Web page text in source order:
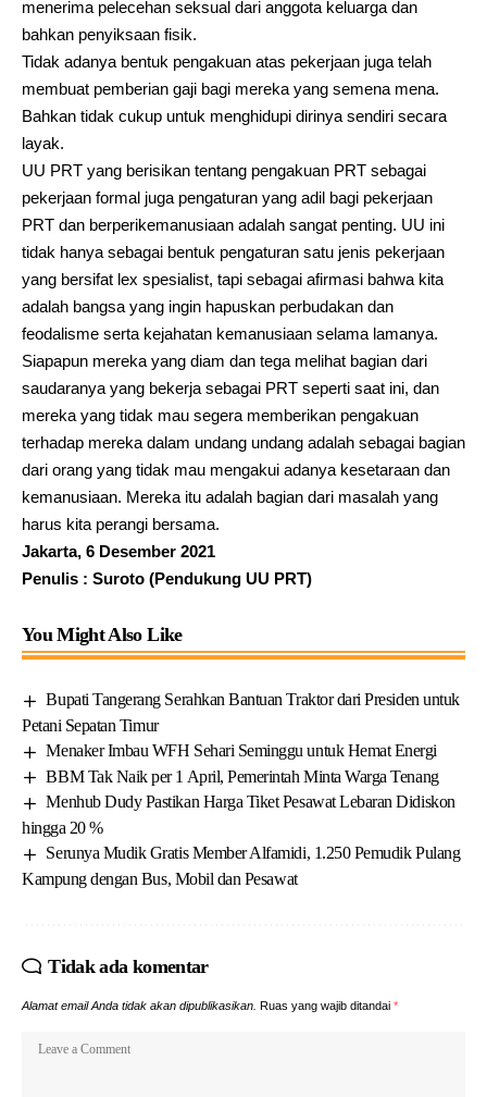
menerima pelecehan seksual dari anggota keluarga dan
bahkan penyiksaan fisik.
Tidak adanya bentuk pengakuan atas pekerjaan juga telah
membuat pemberian gaji bagi mereka yang semena mena.
Bahkan tidak cukup untuk menghidupi dirinya sendiri secara
layak.
UU PRT yang berisikan tentang pengakuan PRT sebagai
pekerjaan formal juga pengaturan yang adil bagi pekerjaan
PRT dan berperikemanusiaan adalah sangat penting. UU ini
tidak hanya sebagai bentuk pengaturan satu jenis pekerjaan
yang bersifat lex spesialist, tapi sebagai afirmasi bahwa kita
adalah bangsa yang ingin hapuskan perbudakan dan
feodalisme serta kejahatan kemanusiaan selama lamanya.
Siapapun mereka yang diam dan tega melihat bagian dari
saudaranya yang bekerja sebagai PRT seperti saat ini, dan
mereka yang tidak mau segera memberikan pengakuan
terhadap mereka dalam undang undang adalah sebagai bagian
dari orang yang tidak mau mengakui adanya kesetaraan dan
kemanusiaan. Mereka itu adalah bagian dari masalah yang
harus kita perangi bersama.
Jakarta, 6 Desember 2021
Penulis : Suroto (Pendukung UU PRT)
You Might Also Like
Bupati Tangerang Serahkan Bantuan Traktor dari Presiden untuk
Petani Sepatan Timur
Menaker Imbau WFH Sehari Seminggu untuk Hemat Energi
BBM Tak Naik per 1 April, Pemerintah Minta Warga Tenang
Menhub Dudy Pastikan Harga Tiket Pesawat Lebaran Didiskon
hingga 20 %
Serunya Mudik Gratis Member Alfamidi, 1.250 Pemudik Pulang
Kampung dengan Bus, Mobil dan Pesawat
Tidak ada komentar
Alamat email Anda tidak akan dipublikasikan. Ruas yang wajib ditandai *